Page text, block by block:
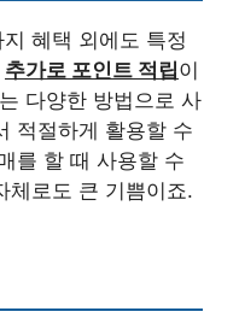
혜택 외에도 특정
추가로 포인트 적립이
다양한 방법으로 사
적절하게 활용할 수
를 할 때 사용할 수
체로도 큰 기쁨이죠.